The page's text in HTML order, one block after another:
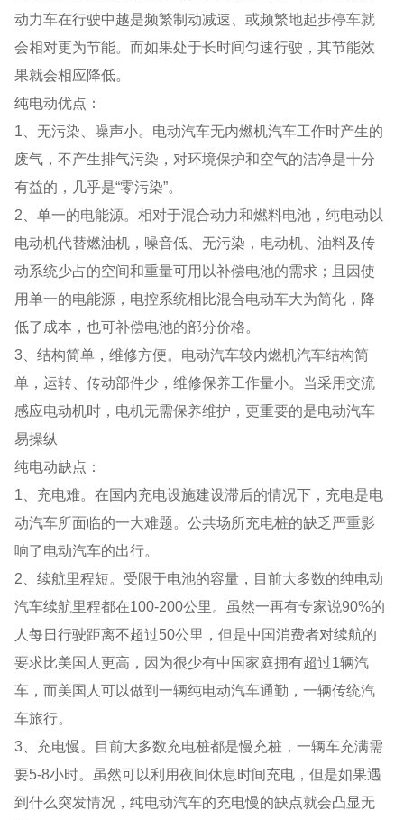
动力车在行驶中越是频繁制动减速、或频繁地起步停车就
会相对更为节能。而如果处于长时间匀速行驶，其节能效
果就会相应降低。
纯电动优点：
1、无污染、噪声小。电动汽车无内燃机汽车工作时产生的
废气，不产生排气污染，对环境保护和空气的洁净是十分
有益的，几乎是“零污染”。
2、单一的电能源。相对于混合动力和燃料电池，纯电动以
电动机代替燃油机，噪音低、无污染，电动机、油料及传
动系统少占的空间和重量可用以补偿电池的需求；且因使
用单一的电能源，电控系统相比混合电动车大为简化，降
低了成本，也可补偿电池的部分价格。
3、结构简单，维修方便。电动汽车较内燃机汽车结构简
单，运转、传动部件少，维修保养工作量小。当采用交流
感应电动机时，电机无需保养维护，更重要的是电动汽车
易操纵
纯电动缺点：
1、充电难。在国内充电设施建设滞后的情况下，充电是电
动汽车所面临的一大难题。公共场所充电桩的缺乏严重影
响了电动汽车的出行。
2、续航里程短。受限于电池的容量，目前大多数的纯电动
汽车续航里程都在100-200公里。虽然一再有专家说90%的
人每日行驶距离不超过50公里，但是中国消费者对续航的
要求比美国人更高，因为很少有中国家庭拥有超过1辆汽
车，而美国人可以做到一辆纯电动汽车通勤，一辆传统汽
车旅行。
3、充电慢。目前大多数充电桩都是慢充桩，一辆车充满需
要5-8小时。虽然可以利用夜间休息时间充电，但是如果遇
到什么突发情况，纯电动汽车的充电慢的缺点就会凸显无